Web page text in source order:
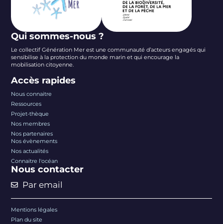
Qui sommes-nous ?
Le collectif Génération Mer est une communauté d’acteurs engagés qui
sensibilise à la protection du monde marin et qui encourage la
mobilisation citoyenne.
Accès rapides
Nous connaitre
Ressources
Projet-thèque
Nos membres
Nos partenaires
Nos évènements
Nos actualités
Connaitre l'océan
Nous contacter
Par email
Mentions légales
Plan du site